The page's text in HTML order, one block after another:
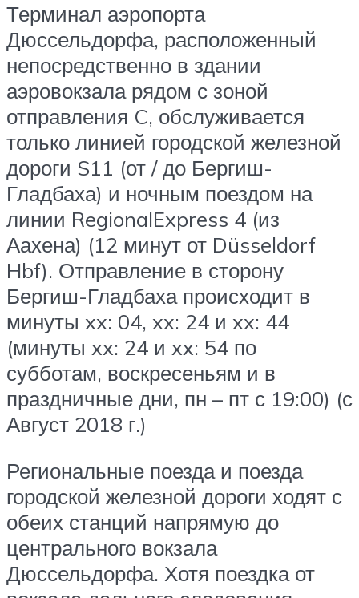
Терминал аэропорта
Дюссельдорфа, расположенный
непосредственно в здании
аэровокзала рядом с зоной
отправления C, обслуживается
только линией городской железной
дороги S11 (от / до Бергиш-
Гладбаха) и ночным поездом на
линии RegionalExpress 4 (из
Аахена) (12 минут от Düsseldorf
Hbf). Отправление в сторону
Бергиш-Гладбаха происходит в
минуты xx: 04, xx: 24 и xx: 44
(минуты xx: 24 и xx: 54 по
субботам, воскресеньям и в
праздничные дни, пн – пт с 19:00) (с
Август 2018 г.)
Региональные поезда и поезда
городской железной дороги ходят с
обеих станций напрямую до
центрального вокзала
Дюссельдорфа. Хотя поездка от